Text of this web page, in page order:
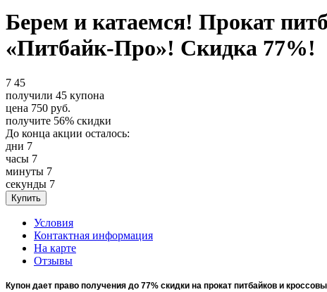
Берем и катаемся! Прокат
«Питбайк-Про»! Скидка 77%!
7 45
получили 45 купона
цена 750 руб.
получите 56% скидки
До конца акции осталось:
дни 7
часы 7
минуты 7
секунды 7
Условия
Контактная информация
На карте
Отзывы
Купон дает право получения до 77% скидки на прокат питбайков и